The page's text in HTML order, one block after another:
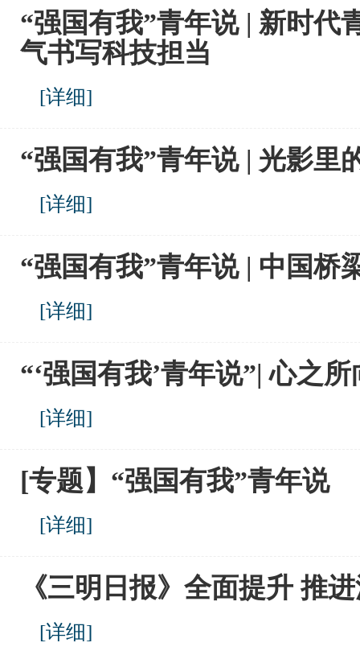
“强国有我”青年说 | 新时代
气书写科技担当
[详细]
“强国有我”青年说 | 光影里
[详细]
“强国有我”青年说 | 中国桥
[详细]
“‘强国有我’青年说”| 心之
[详细]
[专题】“强国有我”青年说
[详细]
《三明日报》全面提升 推
[详细]